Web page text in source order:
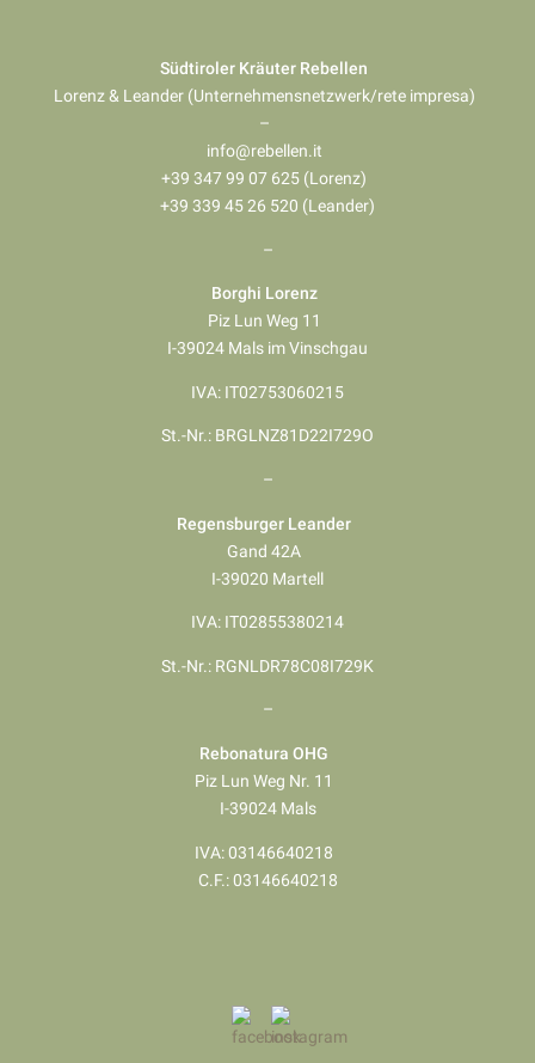
Südtiroler Kräuter Rebellen
Lorenz & Leander (Unternehmensnetzwerk/rete impresa)
–
info@rebellen.it
+39 347 99 07 625 (Lorenz)
+39 339 45 26 520 (Leander)
–
Borghi Lorenz
Piz Lun Weg 11
I-39024 Mals im Vinschgau
IVA: IT02753060215
St.-Nr.: BRGLNZ81D22I729O
–
Regensburger Leander
Gand 42A
I-39020 Martell
IVA: IT02855380214
St.-Nr.: RGNLDR78C08I729K
–
Rebonatura OHG
Piz Lun Weg Nr. 11
I-39024 Mals
IVA: 03146640218
​​​​​​​C.F.: 03146640218